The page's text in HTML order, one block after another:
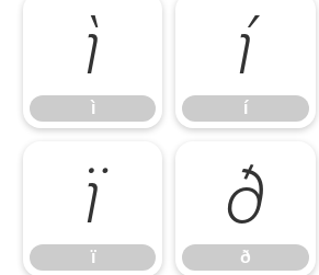
ì
ì
í
í
ï
ï
ð
ð